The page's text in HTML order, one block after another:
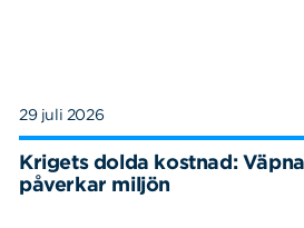
29 juli 2026
Krigets dolda kostnad:
påverkar miljön